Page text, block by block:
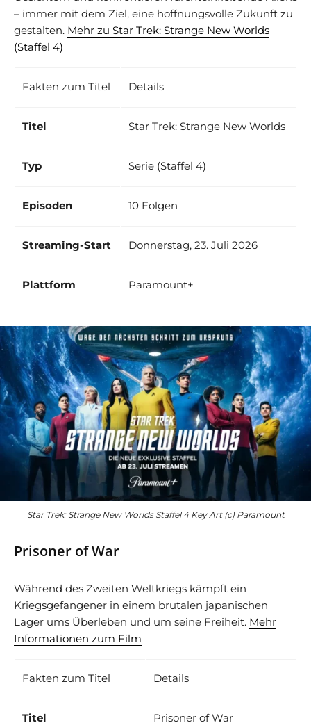
– immer mit dem Ziel, eine hoffnungsvolle Zukunft zu
gestalten. Mehr zu Star Trek: Strange New Worlds
(Staffel 4)
Fakten zum Titel Details
Titel Star Trek: Strange New Worlds
Typ Serie (Staffel 4)
Episoden 10 Folgen
Streaming-Start Donnerstag, 23. Juli 2026
Plattform Paramount+
Star Trek: Strange New Worlds Staffel 4 Key Art (c) Paramount
Prisoner of War
Während des Zweiten Weltkriegs kämpft ein
Kriegsgefangener in einem brutalen japanischen
Lager ums Überleben und um seine Freiheit. Mehr
Informationen zum Film
Fakten zum Titel Details
Titel Prisoner of War